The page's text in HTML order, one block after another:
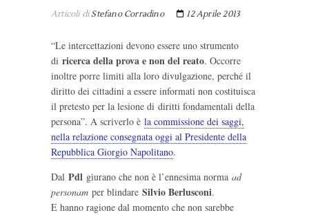
Articoli diStefano Corradino 12 Aprile 2013
“Le intercettazioni devono essere uno strumento
di ricerca della prova e non del reato. Occorre
inoltre porre limiti alla loro divulgazione, perché il
diritto dei cittadini a essere informati non costituisca
il pretesto per la lesione di diritti fondamentali della
persona”. A scriverlo è la commissione dei saggi,
nella relazione consegnata oggi al Presidente della
Repubblica Giorgio Napolitano.
Dal Pdl giurano che non è l’ennesima norma ad
personam per blindare Silvio Berlusconi.
E hanno ragione dal momento che non sarebbe